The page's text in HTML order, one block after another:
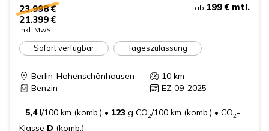
23.998 €
21.399 €
inkl. MwSt.
ab 199 € mtl.
Sofort verfügbar Tageszulassung
Berlin-Hohenschönhausen 10 km
Benzin
EZ 09-2025
I. 5,4 l/100 km (komb.) • 123 g CO2/100 km (komb.) • CO2-
Klasse D (komb.)